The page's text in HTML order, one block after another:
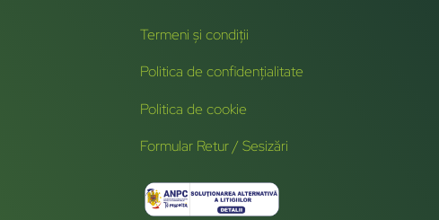
Termeni și condiții
Politica de confidențialitate
Politica de cookie
Formular Retur / Sesizări